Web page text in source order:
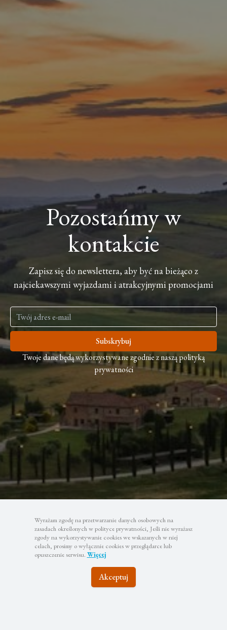
Wyrażam zgodę na przetwarzanie danych osobowych na
zasadach określonych w polityce prywatności, Jeśli nie wyrażasz
zgody na wykorzystywanie cookies we wskazanych w niej
celach, prosimy o wyłącznie cookies w przeglądarce lub
opuszczenie serwisu. Więcej
Akceptuj
Pozostańmy w
kontakcie
Zapisz się do newslettera, aby być na bieżąco z
najciekawszymi wyjazdami i atrakcyjnymi promocjami
Subskrybuj
Twoje dane będą wykorzystywane zgodnie z naszą polityką
prywatności